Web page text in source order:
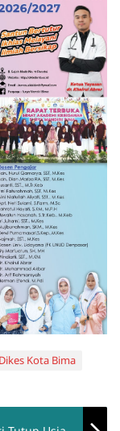
Dikes Kota Bima